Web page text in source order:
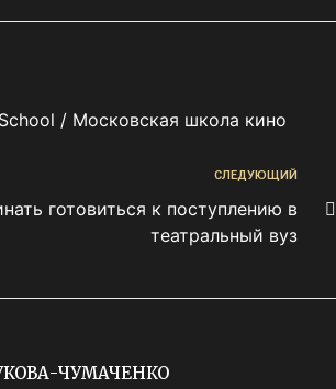
/ Московская школа кино
СЛЕДУЮЩИЙ
готовиться к поступлению в
театральный вуз
ЧУМАЧЕНКО